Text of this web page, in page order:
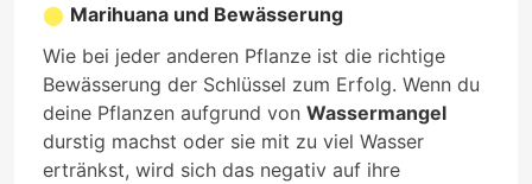
Marihuana und Bewässerung
Wie bei jeder anderen Pflanze ist die richtige
Bewässerung der Schlüssel zum Erfolg. Wenn du
deine Pflanzen aufgrund von Wassermangel
durstig machst oder sie mit zu viel Wasser
ertränkst, wird sich das negativ auf ihre